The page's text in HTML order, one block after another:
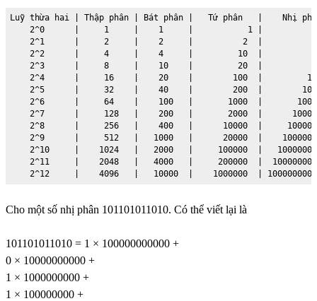
Luỹ thừa hai | Thập phân | Bát phân |   Tứ phân   |    Nhị
2^0      |     1     |    1     |           1 |
2^1      |     2     |    2     |          2  |
2^2      |     4     |    4     |         10  |
2^3      |     8     |    10    |         20  |
2^4      |     16    |    20    |        100  |
2^5      |     32    |    40    |        200  |
2^6      |     64    |    100   |       1000  |
2^7      |     128   |    200   |       2000  |
2^8      |     256   |    400   |      10000  |
2^9      |     512   |   1000   |      20000  |
2^10     |    1024   |   2000   |     100000  |
2^11     |    2048   |   4000   |     200000  |
2^12     |    4096   |   10000  |    1000000  |
Cho một số nhị phân 101101011010. Có thể viết lại là
101101011010 = 1 × 100000000000 +
0 × 10000000000 +
1 × 1000000000 +
1 × 100000000 +